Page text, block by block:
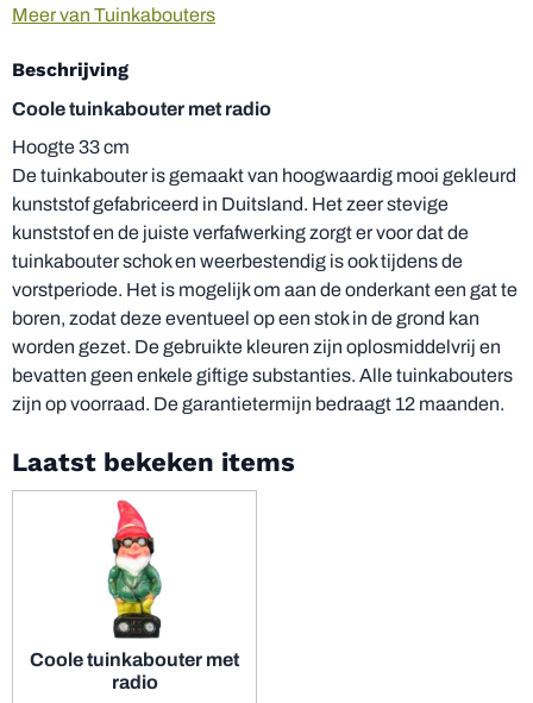
Meer van Tuinkabouters
Beschrijving
Coole tuinkabouter met radio
Hoogte 33 cm
De tuinkabouter is gemaakt van hoogwaardig mooi gekleurd
kunststof gefabriceerd in Duitsland. Het zeer stevige
kunststof en de juiste verfafwerking zorgt er voor dat de
tuinkabouter schok en weerbestendig is ook tijdens de
vorstperiode. Het is mogelijk om aan de onderkant een gat te
boren, zodat deze eventueel op een stok in de grond kan
worden gezet. De gebruikte kleuren zijn oplosmiddelvrij en
bevatten geen enkele giftige substanties. Alle tuinkabouters
zijn op voorraad. De garantietermijn bedraagt 12 maanden.
Laatst bekeken items
Coole tuinkabouter met
radio